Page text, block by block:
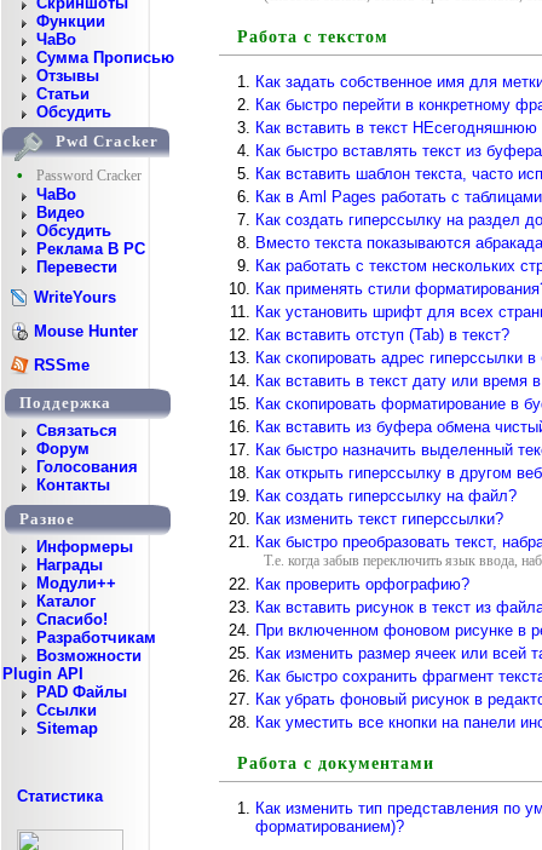
Функции
ЧаВо
Сумма Прописью
Отзывы
Статьи
Обсудить
Pwd Cracker
•
Password Cracker
ЧаВо
Видео
Обсудить
Реклама В PC
Перевести
WriteYours
Mouse Hunter
RSSme
Поддержка
Cвязаться
Форум
Голосования
Контакты
Разное
Информеры
Награды
Модули++
Каталог
Спасибо!
Разработчикам
Возможности
Plugin API
PAD Файлы
Ссылки
Sitemap
Статистика
Работа с текстом
Как задать собственное имя для
Как быстро перейти в конкретному
Как вставить в текст
Как быстро вставлять текст из
Как вставить шаблон текста, часто
Как в Aml Pages работать с
Как создать гиперссылку на раздел
Вместо текста показываются
Как работать с текстом нескольких
Как применять стили
Как установить шрифт для всех
Как вставить отступ (Tab) в текст?
Как скопировать адрес гиперссылки
Как вставить в текст дату или время
Как скопировать форматирование в
Как вставить из буфера обмена
Как быстро назначить выделенный
Как открыть гиперссылку в другом
Как создать гиперссылку на файл?
Как изменить текст гиперссылки?
Как быстро преобразовать текст,
Т.е. когда забыв переключить язык ввода,
Как проверить орфографию?
Как вставить рисунок в текст из
При включенном фоновом рисунке в
Как изменить размер ячеек или всей
Как быстро сохранить фрагмент
Как убрать фоновый рисунок в
Как уместить все кнопки на панели
Работа с документами
Как изменить тип представления по
форматированием)?